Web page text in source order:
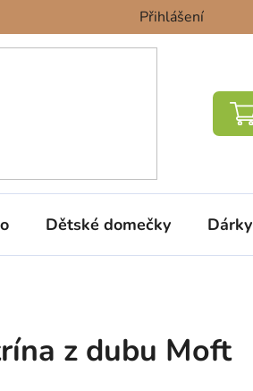
Přihlášení
Dětské domečky Dárky
z dubu Moft